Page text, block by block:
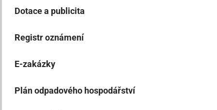
Dotace a publicita
Registr oznámení
E-zakázky
Plán odpadového hospodářství